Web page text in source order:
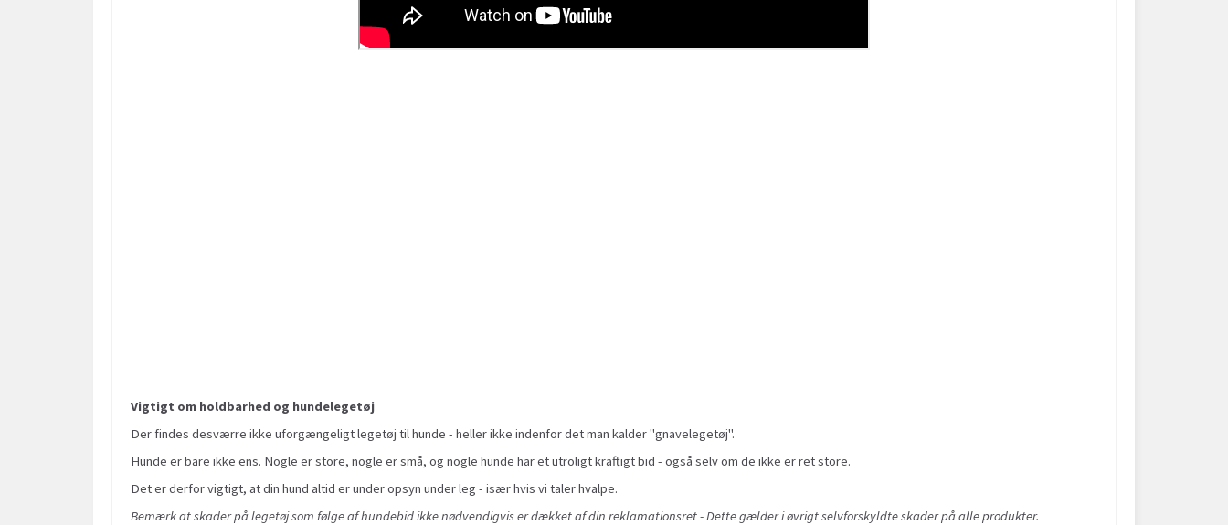
Vigtigt om holdbarhed og hundelegetøj
Der findes desværre ikke uforgængeligt legetøj til hunde - heller ikke indenfor det man kalder "gnavelegetøj".
Hunde er bare ikke ens. Nogle er store, nogle er små, og nogle hunde har et utroligt kraftigt bid - også selv om de ikke er ret store.
Det er derfor vigtigt, at din hund altid er under opsyn under leg - især hvis vi taler hvalpe.
Bemærk at skader på legetøj som følge af hundebid ikke nødvendigvis er dækket af din reklamationsret - Dette gælder i øvrigt selvforskyldte skader på alle produkter.